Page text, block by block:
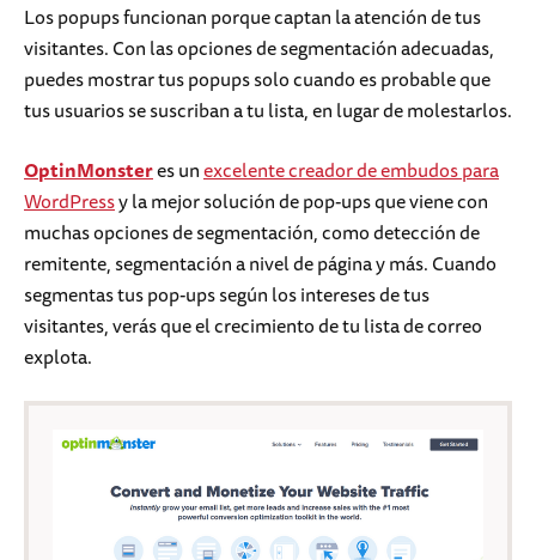
Los popups funcionan porque captan la atención de tus
visitantes. Con las opciones de segmentación adecuadas,
puedes mostrar tus popups solo cuando es probable que
tus usuarios se suscriban a tu lista, en lugar de molestarlos.
OptinMonsteres unexcelente creador de embudos para
WordPressy la mejor solución de pop-ups que viene con
muchas opciones de segmentación, como detección de
remitente, segmentación a nivel de página y más. Cuando
segmentas tus pop-ups según los intereses de tus
visitantes, verás que el crecimiento de tu lista de correo
explota.